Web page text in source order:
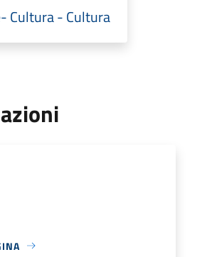
Cultura - Cultura